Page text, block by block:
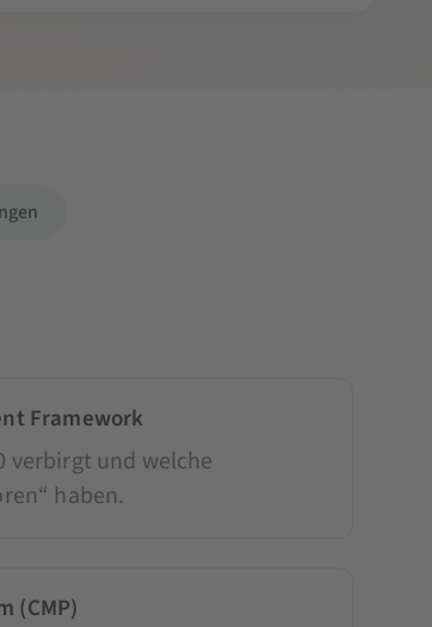
Framework
verbirgt und welche
haben.
(CMP)